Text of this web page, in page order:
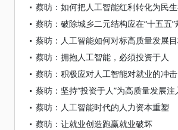
蔡昉：拥抱人工智能，必须投资于人
蔡昉：积极应对人工智能对就业的冲击
蔡昉：人工智能时代的人力资本重塑
蔡昉：让就业创造跑赢就业破坏